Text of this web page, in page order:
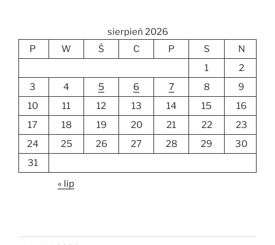
sierpień 2026
P
W Ś C P S
N
1
2
3
4 5 6 7 8
9
10
11 12 13 14 15
16
17
18 19 20 21 22
23
24
25 26 27 28 29
30
31
« lip